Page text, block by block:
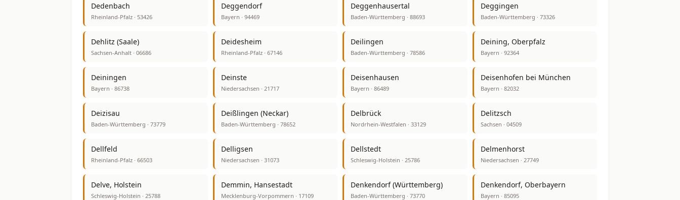
Dedenbach
Rheinland-Pfalz · 53426
Deggendorf
Bayern · 94469
Deggenhausertal
Baden-Württemberg · 88693
Deggingen
Baden-Württemberg · 73326
Dehlitz (Saale)
Sachsen-Anhalt · 06686
Deidesheim
Rheinland-Pfalz · 67146
Deilingen
Baden-Württemberg · 78586
Deining, Oberpfalz
Bayern · 92364
Deiningen
Bayern · 86738
Deinste
Niedersachsen · 21717
Deisenhausen
Bayern · 86489
Deisenhofen bei München
Bayern · 82032
Deizisau
Baden-Württemberg · 73779
Deißlingen (Neckar)
Baden-Württemberg · 78652
Delbrück
Nordrhein-Westfalen · 33129
Delitzsch
Sachsen · 04509
Dellfeld
Rheinland-Pfalz · 66503
Delligsen
Niedersachsen · 31073
Dellstedt
Schleswig-Holstein · 25786
Delmenhorst
Niedersachsen · 27749
Delve, Holstein
Schleswig-Holstein · 25788
Demmin, Hansestadt
Mecklenburg-Vorpommern · 17109
Denkendorf (Württemberg)
Baden-Württemberg · 73770
Denkendorf, Oberbayern
Bayern · 85095